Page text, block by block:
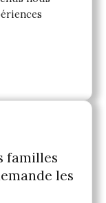
familles
les